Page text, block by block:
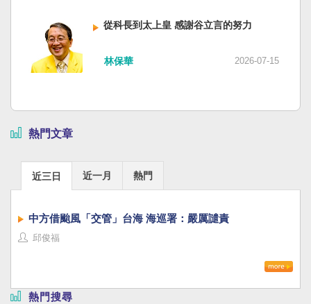
從科長到太上皇 感謝谷立言的努力
林保華 2026-07-15
熱門文章
近三日 近一月 熱門
中方借颱風「交管」台海 海巡署：嚴厲譴責
邱俊福
熱門搜尋